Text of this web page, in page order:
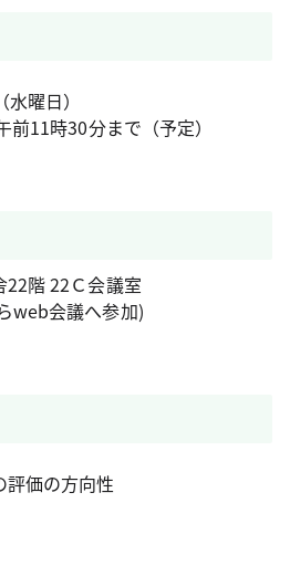
曜日）
11時30分まで（予定）
階 22Ｃ会議室
会議へ参加)
価の方向性